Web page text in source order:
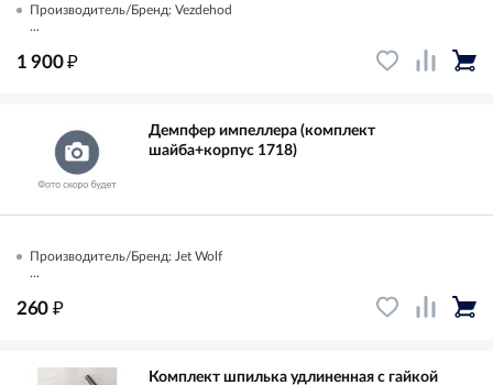
Производитель/Бренд: Vezdehod
...
1 900₽
Демпфер импеллера (комплект
шайба+корпус 1718)
Производитель/Бренд: Jet Wolf
...
260 ₽
Комплект шпилька удлиненная с гайкой